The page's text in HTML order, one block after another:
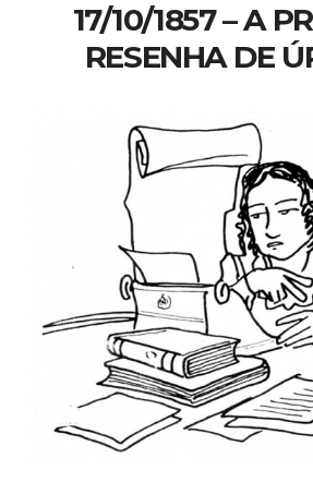
17/10/1857 – A
RESENHA DE